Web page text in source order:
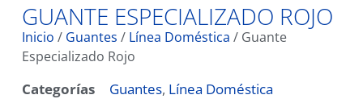
GUANTE ESPECIALIZADO ROJO
Inicio / Guantes / Línea Doméstica / Guante
Especializado Rojo
Categorías Guantes, Línea Doméstica